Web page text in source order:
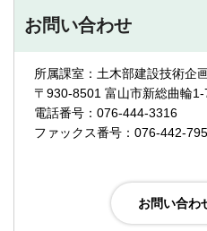
お問い合わせ
所属課室：土木部建設技術企
〒930-8501 富山市新総曲輪
電話番号：076-444-3316
ファックス番号：076-442-